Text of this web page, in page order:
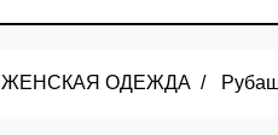
ЖЕНСКАЯ ОДЕЖДА